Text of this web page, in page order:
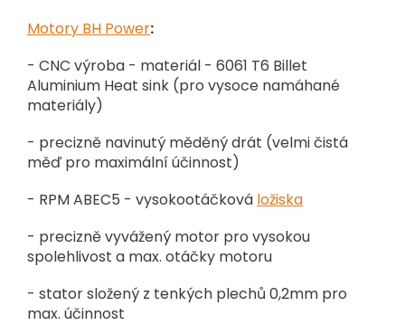
Motory BH Power:
- CNC výroba - materiál - 6061 T6 Billet
Aluminium Heat sink (pro vysoce namáhané
materiály)
- precizně navinutý měděný drát (velmi čistá
měď pro maximální účinnost)
- RPM ABEC5 - vysokootáčková ložiska
- precizně vyvážený motor pro vysokou
spolehlivost a max. otáčky motoru
- stator složený z tenkých plechů 0,2mm pro
max. účinnost